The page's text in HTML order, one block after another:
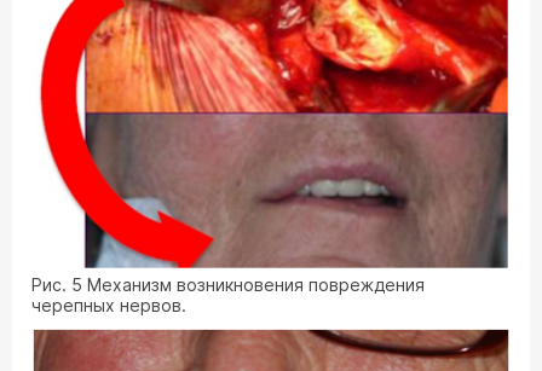
Рис. 5 Механизм возникновения повреждения
черепных нервов.